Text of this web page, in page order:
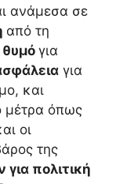
ανάμεσα σε
από τη
θυμό για
για
και
μέτρα όπως
οι
της
για πολιτική